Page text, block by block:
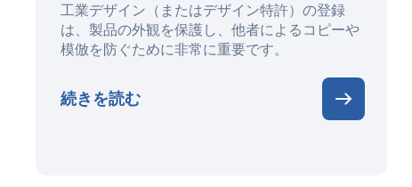
工業デザイン（またはデザイン特許）の登録
は、製品の外観を保護し、他者によるコピーや
模倣を防ぐために非常に重要です。
続きを読む